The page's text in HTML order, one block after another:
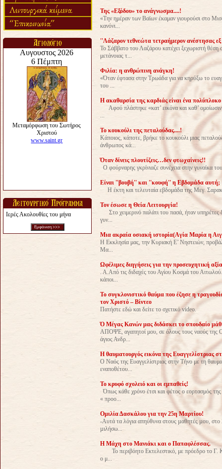
Ιερές Ακολουθίες του μήνα
Της «Εξόδου» το ανάγνωσμα....!
«Την ημέραν των Βαϊων έκαμαν γιουρούσι στο
κανόνι...
''Λάζαρον τεθνεώτα τετραήμερον ανέστησας
Το Σάββατο του Λαζάρου κατέχει ξεχωριστή θέση
μετάνοιας τ...
Φιλία: η ανθρώπινη ανάγκη!
«Όταν έφτασα στην Τρωάδα για να κηρύξω το
του ...
Η ακαθαρσία της καρδιάς είναι ένα
Αφού πλάστηκε «κατ’ εικόνα και καθ’
To κουκούλι της πεταλούδας....!
Κάποιος, κάποτε, βρήκε το κουκούλι μιας
άνθρωπος κά...
Όταν δίνεις πλουτίζεις…δεν φτωχαίνεις!!
Ο φούρναρης γκρίνιαζε συνέχεια στην γυναίκα
Eίναι ''βουβή'' και ''κουφή'' η Εβδομάδα αυτή;
H έκτη και τελευταία εβδομάδα της Μεγ.
Τον έσωσε η Θεία Λειτουργία!
Στο χειμερινό παλάτι του πασά, ήταν υπηρέτες
γυν...
Μια ακραία οσιακή ιστορία(Aγία Μαρία η
Η Εκκλησία μας, την Κυριακή Ε’ Νηστειών,
Μα...
Ωφέλιμες διηγήσεις για την προσευχητική
. Α.Από τις διδαχές του Αγίου Κοσμά του
κάποι...
Το συγκλονιστικό θαύμα που έζησε η
τον Χριστό – Βίντεο
Πατήστε εδώ και δείτε το σχετικό video.
Ό Μέγας Κανών μας διδάσκει το σπουδαίο
ΑΠΟΨΕ, αγαπητοί μου, σε όλους τους ναούς της
άγιος Ανδρ...
Η θαυματουργός εικόνα της Ευαγγελίστριας
Ο Ναός της Ευαγγελίστριας στην Τήνο με τη
εναποθέτου...
Το κρυφό σχολειό και οι εμπαθείς!
Όπως κάθε χρόνο έτσι και φέτος ο εορτασμός
« προο...
Οµιλία Δασκάλου για την 25η Μαρτίου!
-Αυτά τα λόγια απηύθυνα στους µαθητές µου,
µιλήσω...
Η Μάχη στο Μανιάκι και ο Παπαφλέσσας.
Το περιβόητο Εκτελεστικό, με πρόεδρο το Γ.
ο μ...